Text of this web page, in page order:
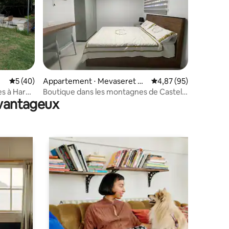
: 4,87 sur 5
Évaluation moyenne sur la base de 40 commentaires : 5 sur 5
5 (40)
à Har
Appartement ⋅ Mevaseret Zi
on
Évaluation moyenne
4,87 (95)
Boutique dans les montagnes de Castel -
Standard Jérusalem